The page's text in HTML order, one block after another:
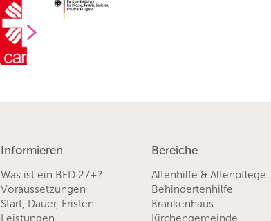
Informieren
Was ist ein BFD 27+?
Voraussetzungen
Start, Dauer, Fristen
Leistungen
Bereiche
Altenhilfe & Altenpflege
Behindertenhilfe
Krankenhaus
Kirchengemeinde